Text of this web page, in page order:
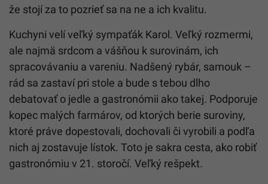
že stojí za to pozrieť sa na ne a ich kvalitu.
Kuchyni velí veľký sympaťák Karol. Veľký rozmermi,
ale najmä srdcom a vášňou k surovinám, ich
spracovávaniu a vareniu. Nadšený rybár, samouk –
rád sa zastaví pri stole a bude s tebou dlho
debatovať o jedle a gastronómii ako takej. Podporuje
kopec malých farmárov, od ktorých berie suroviny,
ktoré práve dopestovali, dochovali či vyrobili a podľa
nich aj zostavuje lístok. Toto je sakra cesta, ako robiť
gastronómiu v 21. storočí. Veľký rešpekt.